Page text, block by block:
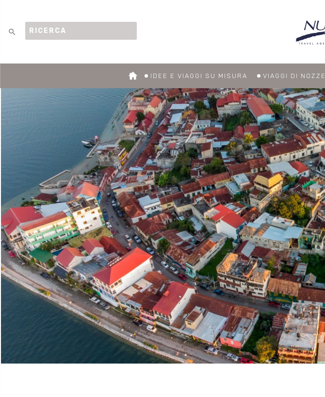
search
IDEE E VIAGGI SU MISURA VIAGGI DI NOZZE